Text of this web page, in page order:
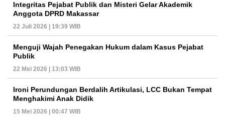
Integritas Pejabat Publik dan Misteri Gelar Akademik
Anggota DPRD Makassar
22 Juli 2026 | 19:39 WIB
Menguji Wajah Penegakan Hukum dalam Kasus Pejabat
Publik
22 Mei 2026 | 13:03 WIB
Ironi Perundungan Berdalih Artikulasi, LCC Bukan Tempat
Menghakimi Anak Didik
15 Mei 2026 | 00:47 WIB